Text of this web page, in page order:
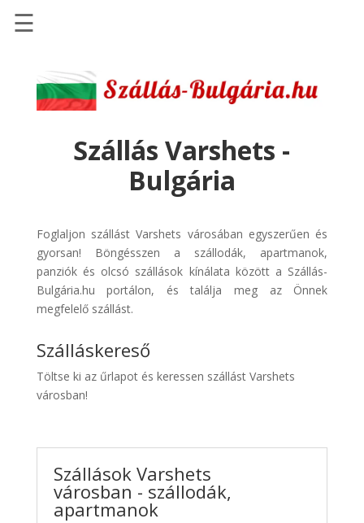
Szállások
Repülőjegy
pénzvisszatérítéssel
Discover
Cars
Transzfer
Kiwi
Taxi
☰
Szállás Varshets -
Bulgária
Foglaljon szállást Varshets városában egyszerűen és
gyorsan! Böngésszen a szállodák, apartmanok,
panziók és olcsó szállások kínálata között a Szállás-
Bulgária.hu portálon, és találja meg az Önnek
megfelelő szállást.
Szálláskereső
Töltse ki az űrlapot és keressen szállást Varshets
városban!
Szállások Varshets
városban - szállodák,
apartmanok